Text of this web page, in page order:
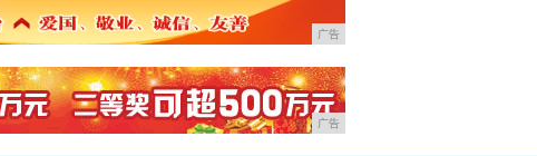
广告
广告